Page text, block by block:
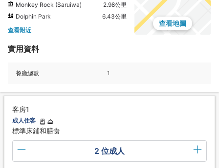
Monkey Rock (Saruiwa)
2.98公里
Dolphin Park
6.43公里
查看附近
查看地圖
實用資料
餐廳總數 1
客房1
成人住客
標準床鋪和膳食
2 位成人